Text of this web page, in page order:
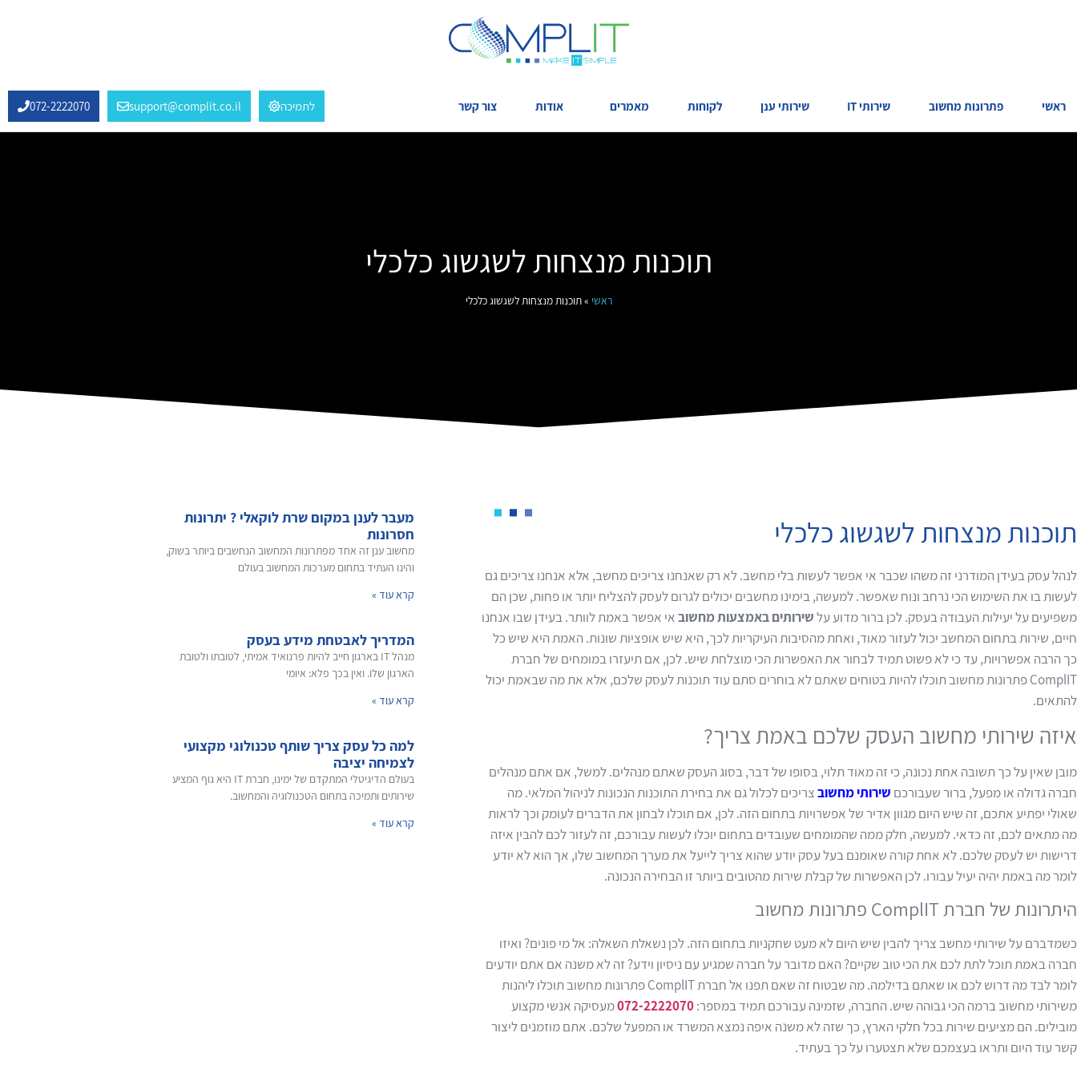
ראשי פתרונות מחשוב שירותי IT שירותי ענן לקוחות מאמרים אודות צור קשר לתמיכה support@complit.co.il
072-2222070
תוכנות מנצחות לשגשוג כלכלי
ראשי »תוכנות מנצחות לשגשוג כלכלי
תוכנות מנצחות לשגשוג כלכלי
לנהל עסק בעידן המודרני זה משהו שכבר אי אפשר לעשות בלי מחשב. לא רק שאנחנו צריכים מחשב, אלא אנחנו צריכים גם
לעשות בו את השימוש הכי נרחב ונוח שאפשר. למעשה, בימינו מחשבים יכולים לגרום לעסק להצליח יותר או פחות, שכן הם
משפיעים על יעילות העבודה בעסק. לכן ברור מדוע עלשירותים באמצעות מחשובאי אפשר באמת לוותר. בעידן שבו אנחנו
חיים, שירות בתחום המחשב יכול לעזור מאוד, ואחת מהסיבות העיקריות לכך, היא שיש אופציות שונות. האמת היא שיש כל
כך הרבה אפשרויות, עד כי לא פשוט תמיד לבחור את האפשרות הכי מוצלחת שיש. לכן, אם תיעזרו במומחים של חברת
ComplIT פתרונות מחשוב תוכלו להיות בטוחים שאתם לא בוחרים סתם עוד תוכנות לעסק שלכם, אלא את מה שבאמת יכול
להתאים.
איזה שירותי מחשוב העסק שלכם באמת צריך?
מובן שאין על כך תשובה אחת נכונה, כי זה מאוד תלוי, בסופו של דבר, בסוג העסק שאתם מנהלים. למשל, אם אתם מנהלים
חברה גדולה או מפעל, ברור שעבורכם שירותי מחשובצריכים לכלול גם את בחירת התוכנות הנכונות לניהול המלאי. מה
שאולי יפתיע אתכם, זה שיש היום מגוון אדיר של אפשרויות בתחום הזה. לכן, אם תוכלו לבחון את הדברים לעומק וכך לראות
מה מתאים לכם, זה כדאי. למעשה, חלק ממה שהמומחים שעובדים בתחום יוכלו לעשות עבורכם, זה לעזור לכם להבין איזה
דרישות יש לעסק שלכם. לא אחת קורה שאומנם בעל עסק יודע שהוא צריך לייעל את מערך המחשוב שלו, אך הוא לא יודע
לומר מה באמת יהיה יעיל עבורו. לכן האפשרות של קבלת שירות מהטובים ביותר זו הבחירה הנכונה.
היתרונות של חברת ComplIT פתרונות מחשוב
כשמדברם על שירותי מחשב צריך להבין שיש היום לא מעט שחקניות בתחום הזה. לכן נשאלת השאלה: אל מי פונים? ואיזו
חברה באמת תוכל לתת לכם את הכי טוב שקיים? האם מדובר על חברה שמגיע עם ניסיון וידע? זה לא משנה אם אתם יודעים
לומר לבד מה דרוש לכם או שאתם בדילמה. מה שבטוח זה שאם תפנו אל חברת ComplIT פתרונות מחשוב תוכלו ליהנות
משירותי מחשוב ברמה הכי גבוהה שיש. החברה, שזמינה עבורכם תמיד במספר:072-2222070מעסיקה אנשי מקצוע
מובילים. הם מציעים שירות בכל חלקי הארץ, כך שזה לא משנה איפה נמצא המשרד או המפעל שלכם. אתם מוזמנים ליצור
קשר עוד היום ותראו בעצמכם שלא תצטערו על כך בעתיד.
מעבר לענן במקום שרת לוקאלי ? יתרונות
חסרונות
מחשוב ענן זה אחד מפתרונות המחשוב הנחשבים ביותר בשוק,
והינו העתיד בתחום מערכות המחשוב בעולם
קרא עוד »
המדריך לאבטחת מידע בעסק
מנהל IT בארגון חייב להיות פרנואיד אמיתי, לטובתו ולטובת
הארגון שלו. ואין בכך פלא: איומי
קרא עוד »
למה כל עסק צריך שותף טכנולוגי מקצועי
לצמיחה יציבה
בעולם הדיגיטלי המתקדם של ימינו, חברת IT היא גוף המציע
שירותים ותמיכה בתחום הטכנולוגיה והמחשוב.
קרא עוד »